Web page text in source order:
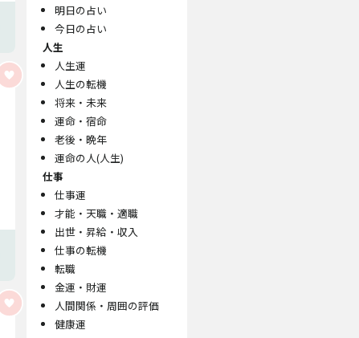
明日の占い
今日の占い
人生
人生運
人生の転機
将来・未来
運命・宿命
老後・晩年
運命の人(人生)
仕事
仕事運
才能・天職・適職
出世・昇給・収入
仕事の転機
転職
金運・財運
人間関係・周囲の評価
健康運